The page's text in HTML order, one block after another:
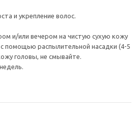
и укрепление волос.
и/или вечером на чистую сухую кожу
помощью распылительной насадки (4-5
головы, не смывайте.